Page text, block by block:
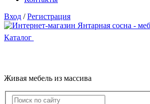
Вход / Регистрация
Каталог
Живая мебель из массива